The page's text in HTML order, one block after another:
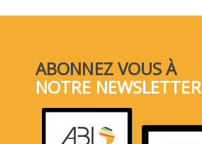
ABONNEZ VOUS À
NOTRE NEWSLETTER